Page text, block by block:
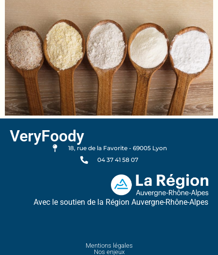
VeryFoody
18, rue de la Favorite - 69005 Lyon
04 37 41 58 07
Avec le soutien de la Région Auvergne-Rhône-Alpes
Mentions légales
Nos enjeux